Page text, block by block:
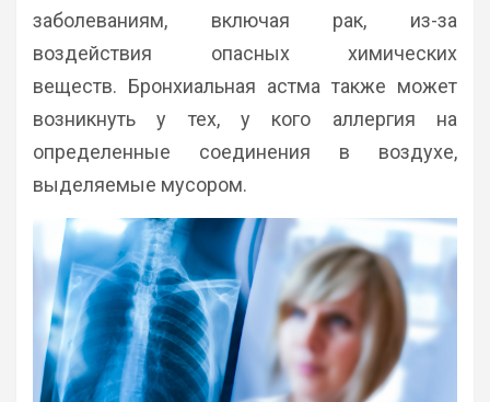
заболеваниям, включая рак, из-за
воздействия опасных химических
веществ. Бронхиальная астма также может
возникнуть у тех, у кого аллергия на
определенные соединения в воздухе,
выделяемые мусором.